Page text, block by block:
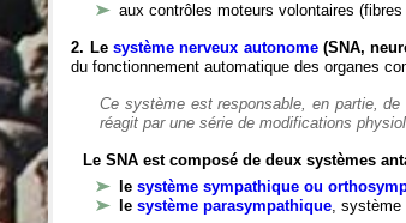
aux contrôles moteurs volontaires
2. Le système nerveux autonome(SNA,
du fonctionnement automatique des organes
Ce système est responsable, en partie,
réagit par une série de modifications
Le SNA est composé de deux systèmes
lesystème sympathique ou
lesystème parasympathique, système